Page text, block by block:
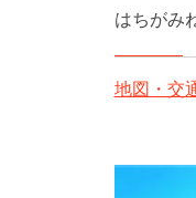
はちがみ
地図・交